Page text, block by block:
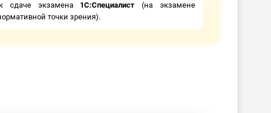
сдаче экзамена 1С:Специалист (на экзамене
точки зрения).